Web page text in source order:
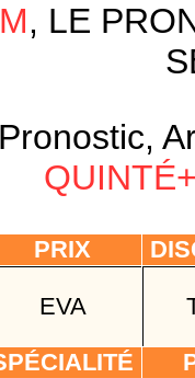
, LE
PRIX
EVA